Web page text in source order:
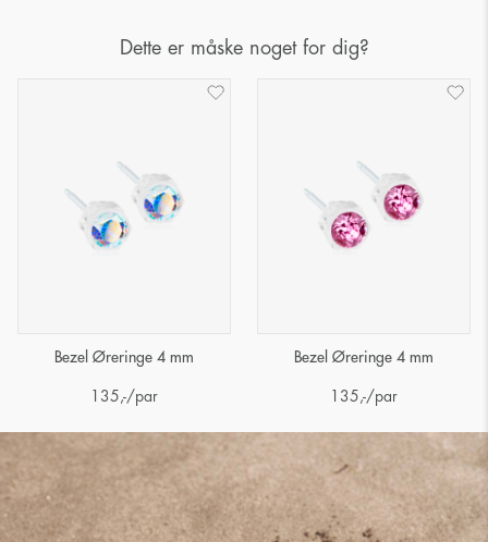
Dette er måske noget for dig?
Bezel Øreringe 4 mm
135 ,-/par
Bezel Øreringe 4 mm
135 ,-/par